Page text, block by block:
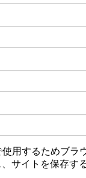
用するためブラ
サイトを保存する